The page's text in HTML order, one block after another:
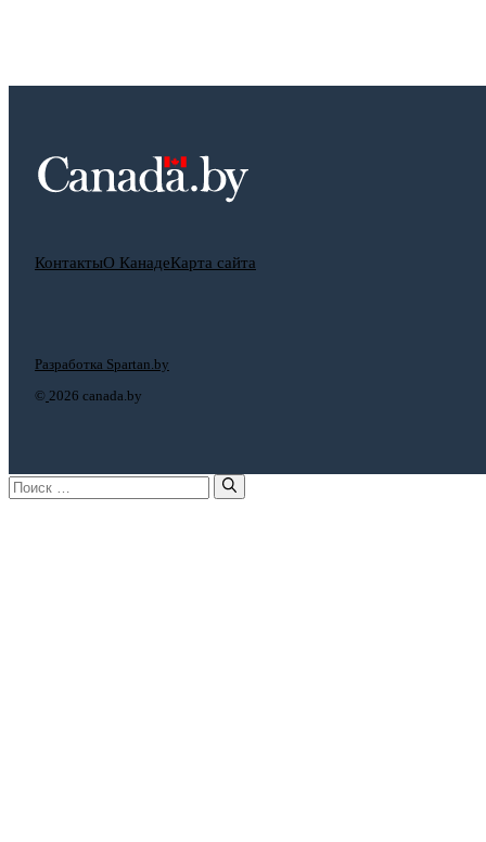
КонтактыО КанадеКарта сайта
© 2026 canada.by
Разработка Spartan.by
Поиск: